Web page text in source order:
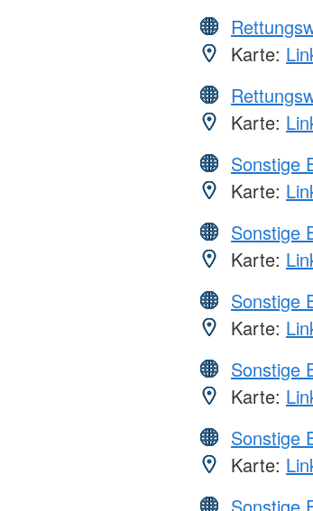
Karte:
Karte:
Sonstige
Karte:
Sonstige
Karte:
Sonstige
Karte:
Sonstige
Karte:
Sonstige
Karte: